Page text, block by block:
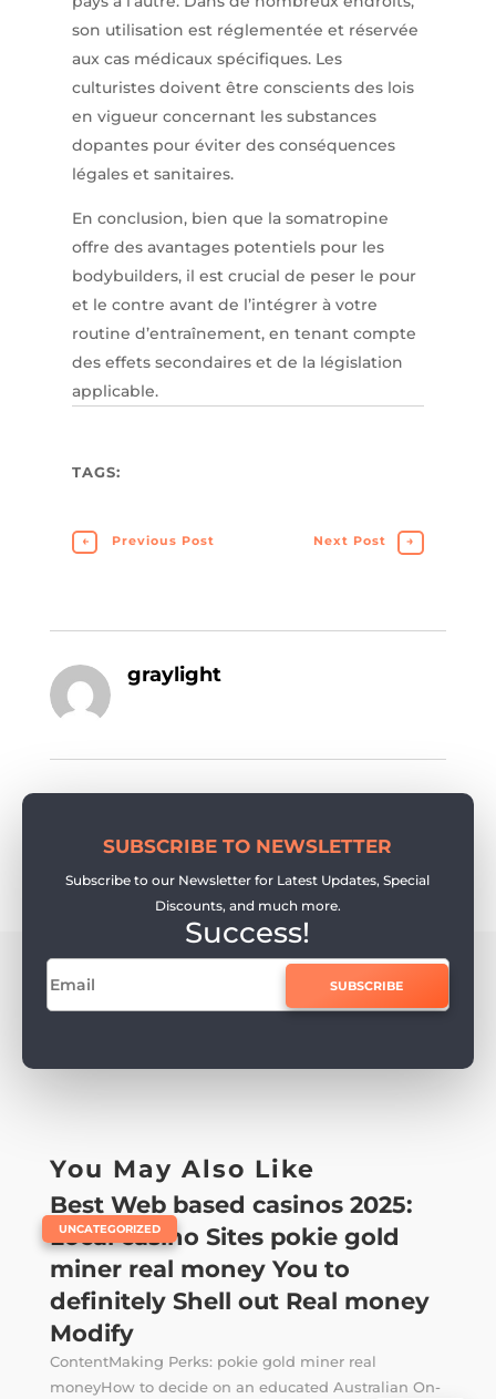
son utilisation est réglementée et réservée
aux cas médicaux spécifiques. Les
culturistes doivent être conscients des lois
en vigueur concernant les substances
dopantes pour éviter des conséquences
légales et sanitaires.
En conclusion, bien que la somatropine
offre des avantages potentiels pour les
bodybuilders, il est crucial de peser le pour
et le contre avant de l’intégrer à votre
routine d’entraînement, en tenant compte
des effets secondaires et de la législation
applicable.
TAGS:
← Previous Post Next Post →
graylight
SUBSCRIBE TO NEWSLETTER
Subscribe to our Newsletter for Latest Updates, Special
Discounts, and much more.
Success!
SUBSCRIBE
You May Also Like
Best Web based casinos 2025:
Local casino Sites pokie gold
miner real money You to
definitely Shell out Real money
Modify
UNCATEGORIZED
ContentMaking Perks: pokie gold miner real
moneyHow to decide on an educated Australian On-